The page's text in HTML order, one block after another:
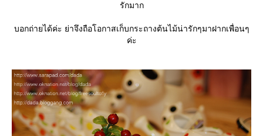
รักมาก
บอกถ่ายได้ค่ะ ย่าจึงถือโอกาสเก็บกระถางต้นไม้น่ารักๆมาฝากเพื่อนๆ
ค่ะ